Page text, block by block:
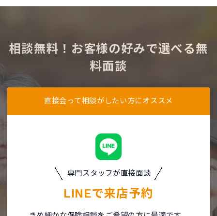
相談無料！お客様の好みで選べる無
料面談
直接会って相談がしたい方にオススメ
専門スタッフが直接面談
LINEで来店予約